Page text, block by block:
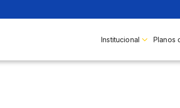
Institucional Planos